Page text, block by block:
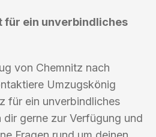
für ein unverbindliches
von Chemnitz nach
Umzugskönig
für ein unverbindliches
gerne zur Verfügung und